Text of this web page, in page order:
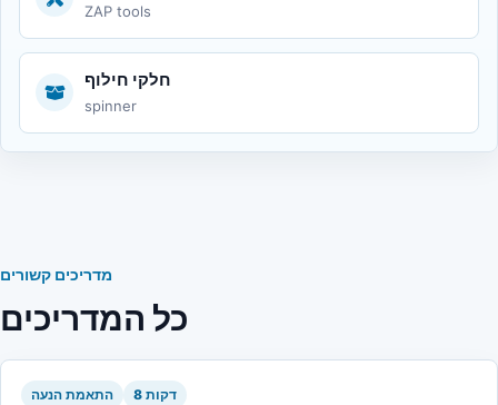
ZAP tools
חלקי חילוף
spinner
מדריכים קשורים
כל המדריכים
התאמת הנעה 8 דקות